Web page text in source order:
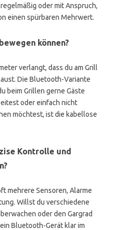
oder mit Anspruch,
einen spürbaren Mehrwert.
können?
verlangt, dass du am Grill
Die Bluetooth-Variante
beim Grillen gerne Gäste
oder einfach nicht
möchtest, ist die kabellose
Kontrolle und
mehrere Sensoren, Alarme
Willst du verschiedene
oder den Gargrad
Bluetooth-Gerät klar im